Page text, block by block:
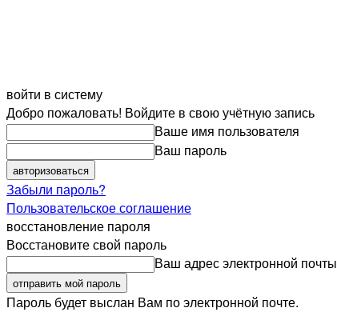
войти в систему
Добро пожаловать! Войдите в свою учётную запись
Ваше имя пользователя
Ваш пароль
Забыли пароль?
Пользовательское соглашение
восстановление пароля
Восстановите свой пароль
Ваш адрес электронной почты
Пароль будет выслан Вам по электронной почте.